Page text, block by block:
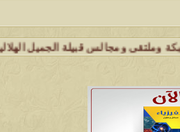
قبيلة الجميل الهلالية الموقع